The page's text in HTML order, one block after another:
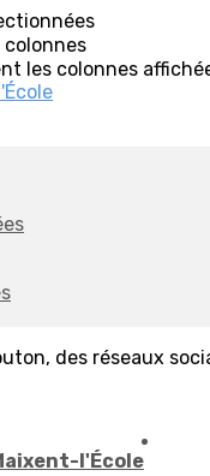
les colonnes
des réseaux